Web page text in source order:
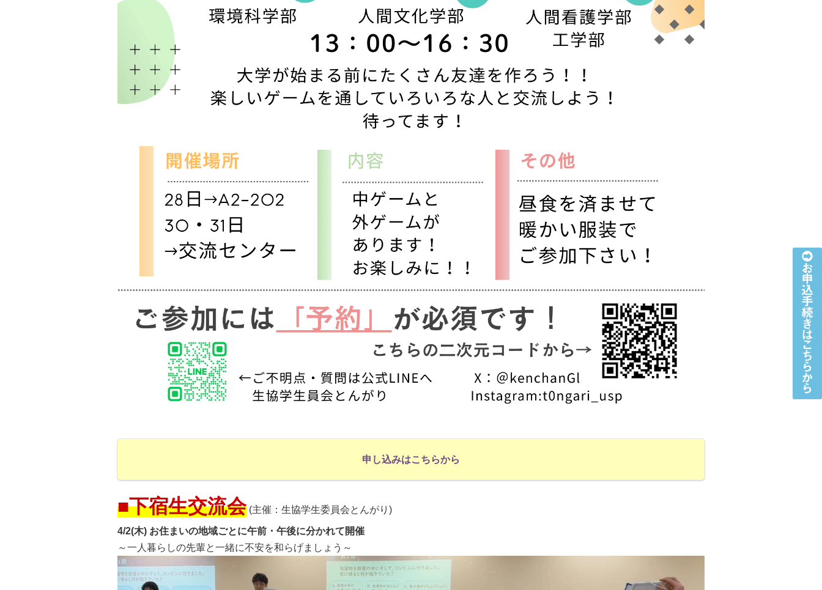
申し込みはこちらから
■下宿生交流会 (主催：生協学生委員会とんがり)
4/2(木) お住まいの地域ごとに午前・午後に分かれて開催
～一人暮らしの先輩と一緒に不安を和らげましょう～